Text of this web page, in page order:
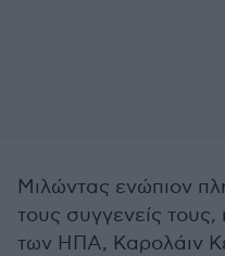
Μιλώντας ενώπιον
τους συγγενείς
των ΗΠΑ, Καρολάιν